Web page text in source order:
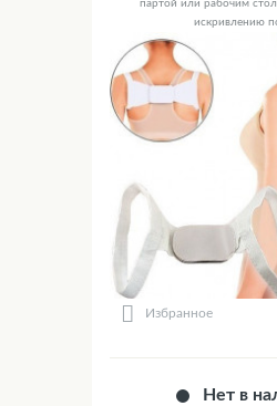
партой или рабочим
искривлению
Избранное
Нет в